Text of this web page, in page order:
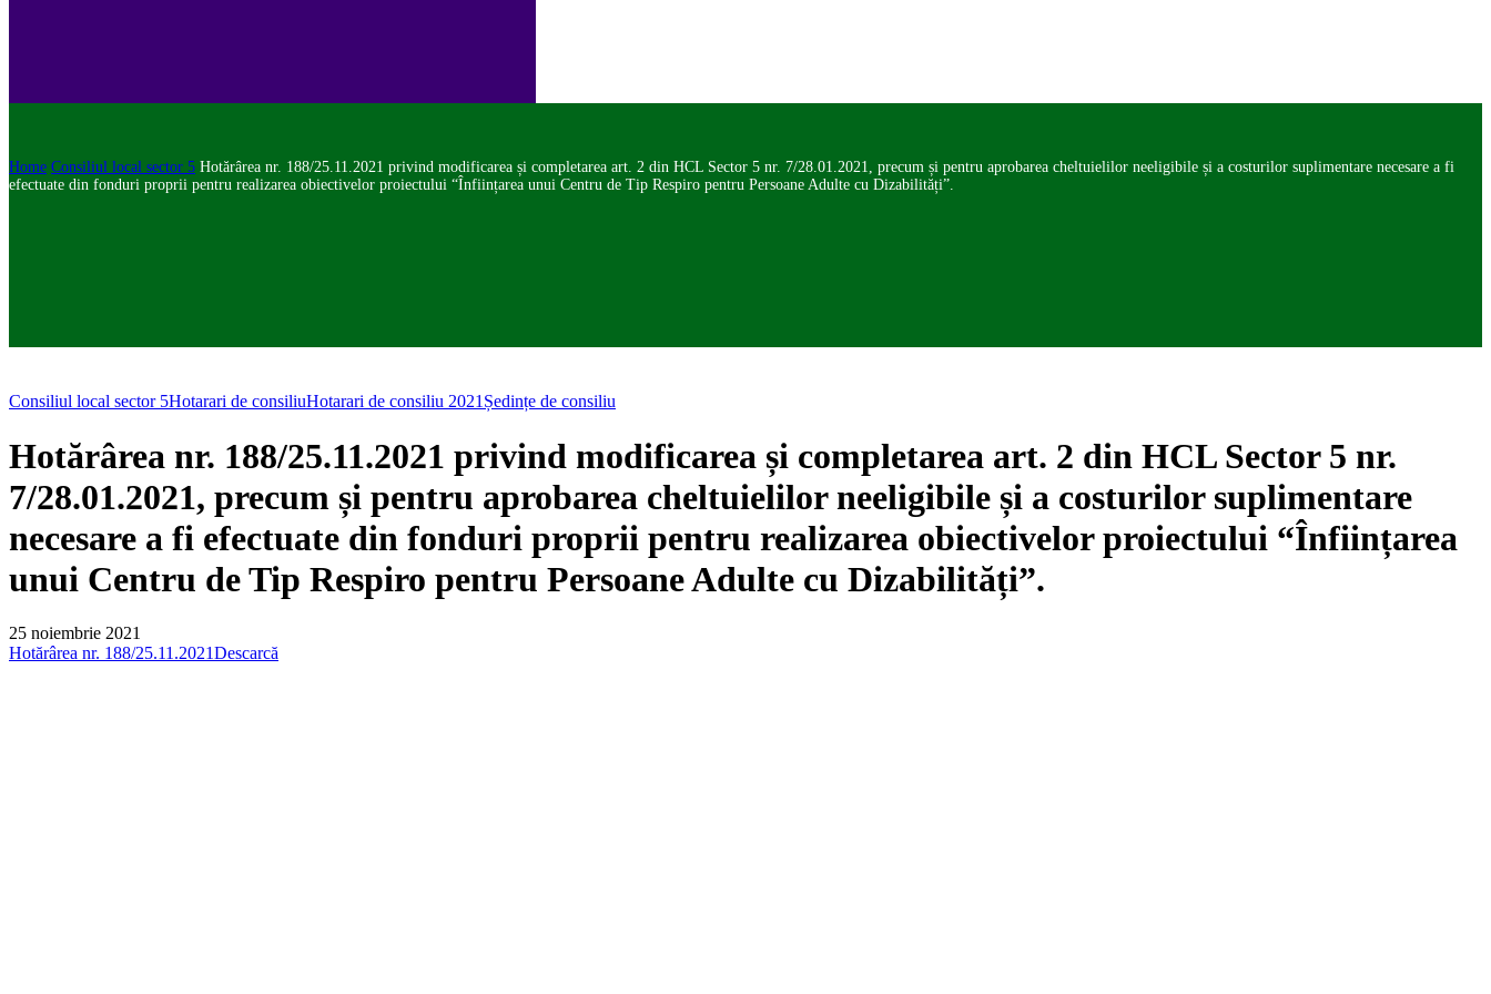
Home Consiliul local sector 5 Hotărârea nr. 188/25.11.2021 privind modificarea și completarea art. 2 din HCL Sector 5 nr. 7/28.01.2021, precum și pentru aprobarea cheltuielilor neeligibile și a costurilor suplimentare necesare a fi
efectuate din fonduri proprii pentru realizarea obiectivelor proiectului “Înființarea unui Centru de Tip Respiro pentru Persoane Adulte cu Dizabilități”.
Consiliul local sector 5Hotarari de consiliuHotarari de consiliu 2021 Ședințe de consiliu
Hotărârea nr. 188/25.11.2021 privind modificarea și completarea art. 2 din HCL Sector 5 nr.
7/28.01.2021, precum și pentru aprobarea cheltuielilor neeligibile și a costurilor suplimentare
necesare a fi efectuate din fonduri proprii pentru realizarea obiectivelor proiectului “Înființarea
unui Centru de Tip Respiro pentru Persoane Adulte cu Dizabilități”.
25 noiembrie 2021
Hotărârea nr. 188/25.11.2021Descarcă